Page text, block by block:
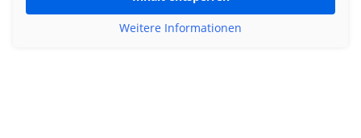
Weitere Informationen